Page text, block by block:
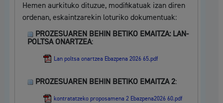
Hemen aurkituko dituzue, modifikatuak izan diren
ordenan, eskaintzarekin loturiko dokumentuak:
PROZESUAREN BEHIN BETIKO EMAITZA: LAN-
POLTSA ONARTZEA:
Lan poltsa onartzea Ebazpena 2026 65.pdf
PROZESUAREN BEHIN BETIKO EMAITZA 2:
kontratatzeko proposamena 2 Ebazpena2026 60.pdf